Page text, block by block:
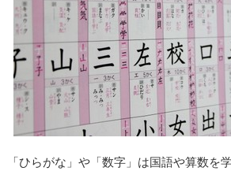
「ひらがな」や「数字」は国語や算数を